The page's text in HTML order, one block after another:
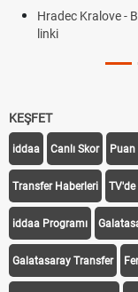
Hradec Kralove -
linki
KEŞFET
iddaa Canlı Skor
Transfer Haberleri
iddaa Programı
Galatasaray Transfer